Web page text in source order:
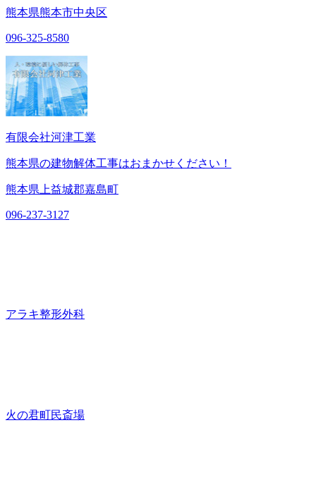
熊本県熊本市中央区
096-325-8580
有限会社河津工業
熊本県の建物解体工事はおまかせください！
熊本県上益城郡嘉島町
096-237-3127
アラキ整形外科
火の君町民斎場